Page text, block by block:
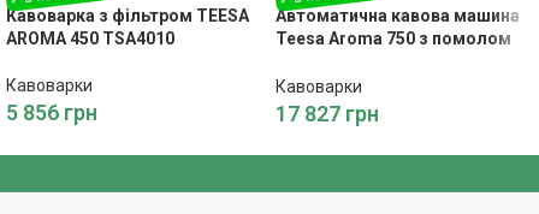
Кавоварка з фільтром TEESA
AROMA 450 TSA4010
Кавоварки
5 856 грн
Автоматична кавова машина
Teesa Aroma 750 з помолом
Кавоварки
17 827 грн